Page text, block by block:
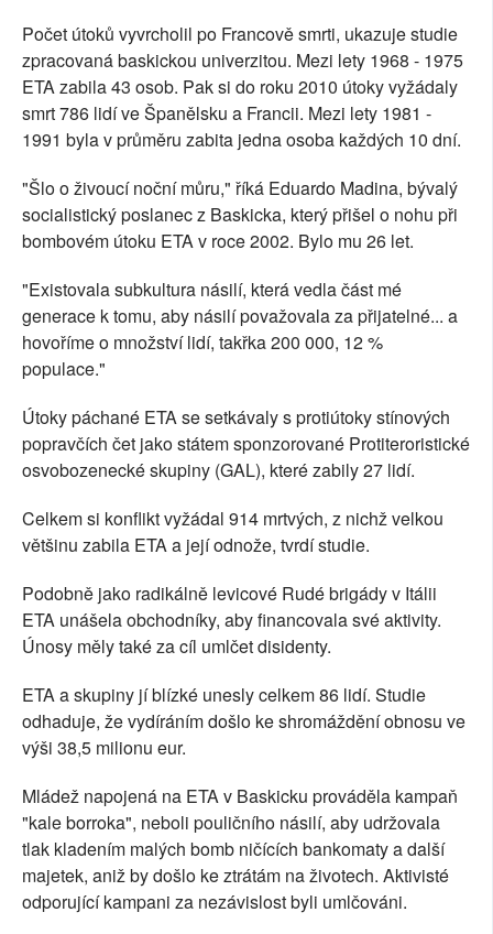
Počet útoků vyvrcholil po Francově smrti, ukazuje studie
zpracovaná baskickou univerzitou. Mezi lety 1968 - 1975
ETA zabila 43 osob. Pak si do roku 2010 útoky vyžádaly
smrt 786 lidí ve Španělsku a Francii. Mezi lety 1981 -
1991 byla v průměru zabita jedna osoba každých 10 dní.
"Šlo o živoucí noční můru," říká Eduardo Madina, bývalý
socialistický poslanec z Baskicka, který přišel o nohu při
bombovém útoku ETA v roce 2002. Bylo mu 26 let.
"Existovala subkultura násilí, která vedla část mé
generace k tomu, aby násilí považovala za přijatelné... a
hovoříme o množství lidí, takřka 200 000, 12 %
populace."
Útoky páchané ETA se setkávaly s protiútoky stínových
popravčích čet jako státem sponzorované Protiteroristické
osvobozenecké skupiny (GAL), které zabily 27 lidí.
Celkem si konflikt vyžádal 914 mrtvých, z nichž velkou
většinu zabila ETA a její odnože, tvrdí studie.
Podobně jako radikálně levicové Rudé brigády v Itálii
ETA unášela obchodníky, aby financovala své aktivity.
Únosy měly také za cíl umlčet disidenty.
ETA a skupiny jí blízké unesly celkem 86 lidí. Studie
odhaduje, že vydíráním došlo ke shromáždění obnosu ve
výši 38,5 milionu eur.
Mládež napojená na ETA v Baskicku prováděla kampaň
"kale borroka", neboli pouličního násilí, aby udržovala
tlak kladením malých bomb ničících bankomaty a další
majetek, aniž by došlo ke ztrátám na životech. Aktivisté
odporující kampani za nezávislost byli umlčováni.